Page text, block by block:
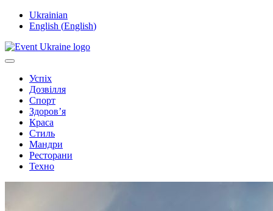
Ukrainian
English (English)
Успіх
Дозвілля
Спорт
Здоров’я
Краса
Стиль
Мандри
Ресторани
Техно